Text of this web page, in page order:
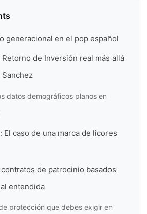
generacional en el pop español
de Inversión real más allá
Sanchez
datos demográficos planos en
El caso de una marca de licores
de patrocinio basados
entendida
protección que debes exigir en